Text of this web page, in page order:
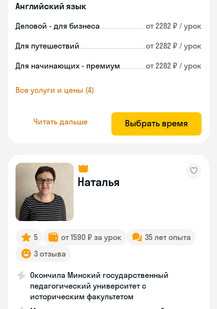
Английский язык
Деловой - для бизнеса от 2282 ₽ / урок
Для путешествий от 2282 ₽ / урок
Для начинающих - премиум от 2282 ₽ / урок
Все услуги и цены (4)
Читать дальше Выбрать время
Наталья
5 от 1590 ₽ за урок
35 лет опыта
3 отзыва
Окончила Минский государственный
педагогический университет с
историческим факультетом